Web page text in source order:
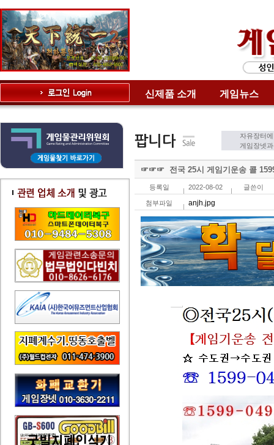
신제품 소개 게임뉴스
자유장터
게임장넷
☞☞☞ 전국 25시 게임기운송 콜
등록일 2022-08-02 글쓴이
첨부파일 anjh.jpg